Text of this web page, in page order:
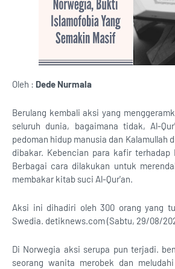
Oleh : Dede Nurmala
Berulang kembali aksi yang
seluruh dunia, bagaimana tidak, Al-
pedoman hidup manusia dan Kalamullah
dibakar. Kebencian para kafir terhadap
Berbagai cara dilakukan untuk
membakar kitab suci Al-Qur'an.
Aksi ini dihadiri oleh 300 orang yang
Swedia. detiknews.com (Sabtu, 29/08/
Di Norwegia aksi serupa pun terjadi.
seorang wanita merobek dan